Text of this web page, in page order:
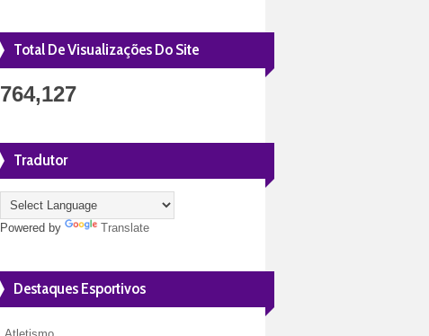
Total De Visualizações Do Site
764,127
Tradutor
Powered by Translate
Destaques Esportivos